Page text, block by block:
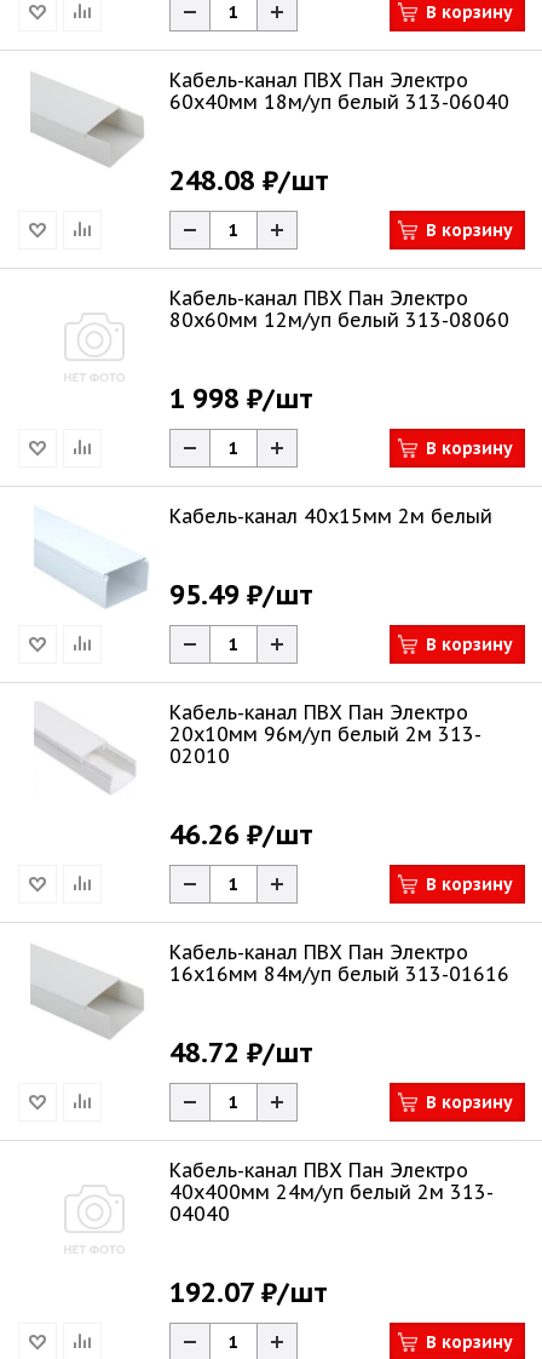
В корзину
Кабель-канал ПВХ Пан Электро
60х40мм 18м/уп белый 313-06040
248.08 ₽/шт
В корзину
Кабель-канал ПВХ Пан Электро
80х60мм 12м/уп белый 313-08060
1 998 ₽/шт
В корзину
Кабель-канал 40х15мм 2м белый
95.49 ₽/шт
В корзину
Кабель-канал ПВХ Пан Электро
20х10мм 96м/уп белый 2м 313-
02010
46.26 ₽/шт
В корзину
Кабель-канал ПВХ Пан Электро
16х16мм 84м/уп белый 313-01616
48.72 ₽/шт
В корзину
Кабель-канал ПВХ Пан Электро
40х400мм 24м/уп белый 2м 313-
04040
192.07 ₽/шт
В корзину